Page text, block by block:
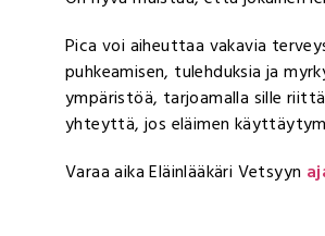
Pica voi aiheuttaa vakavia
puhkeamisen, tulehduksia ja
ympäristöä, tarjoamalla sille
yhteyttä, jos eläimen
Varaa aika Eläinlääkäri Vetsyyn